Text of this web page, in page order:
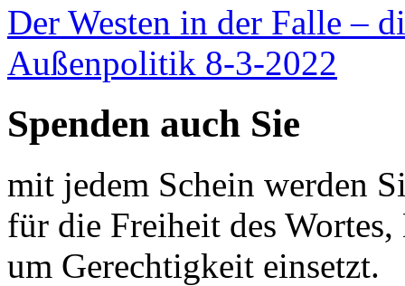
Der Westen in der Falle –
Außenpolitik 8-3-2022
Spenden auch Sie
mit jedem Schein werden
für die Freiheit des
um Gerechtigkeit einsetzt.